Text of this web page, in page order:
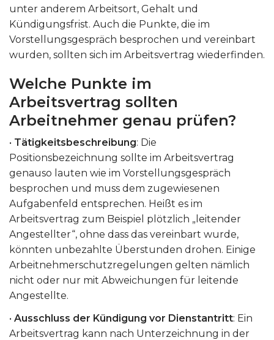
unter anderem Arbeitsort, Gehalt und
Kündigungsfrist. Auch die Punkte, die im
Vorstellungsgespräch besprochen und vereinbart
wurden, sollten sich im Arbeitsvertrag wiederfinden.
Welche Punkte im
Arbeitsvertrag sollten
Arbeitnehmer genau prüfen?
• Tätigkeitsbeschreibung: Die
Positionsbezeichnung sollte im Arbeitsvertrag
genauso lauten wie im Vorstellungsgespräch
besprochen und muss dem zugewiesenen
Aufgabenfeld entsprechen. Heißt es im
Arbeitsvertrag zum Beispiel plötzlich „leitender
Angestellter“, ohne dass das vereinbart wurde,
könnten unbezahlte Überstunden drohen. Einige
Arbeitnehmerschutzregelungen gelten nämlich
nicht oder nur mit Abweichungen für leitende
Angestellte.
• Ausschluss der Kündigung vor Dienstantritt: Ein
Arbeitsvertrag kann nach Unterzeichnung in der